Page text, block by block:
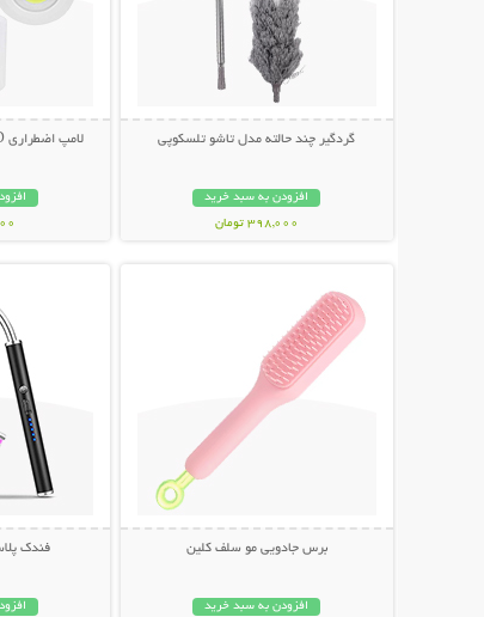
گردگیر چند حالته مدل تاشو تلسکوپی
افزودن به سبد خرید
398,000 تومان
لامپ اضطراری LED ریموت دار (3 عددی)
برس جادویی مو سلف کلین
افزودن به سبد خرید
فندک